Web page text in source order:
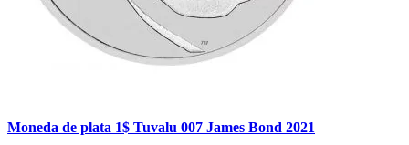
Moneda de plata 1$ Tuvalu 007 James Bond 2021